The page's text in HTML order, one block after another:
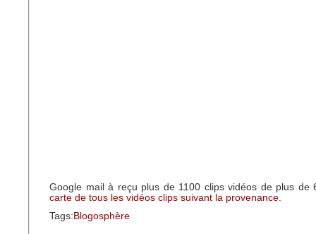
Google mail à reçu plus de 1100 clips vidéos de plus de
carte de tous les vidéos clips suivant la provenance.
Tags: Blogosphère